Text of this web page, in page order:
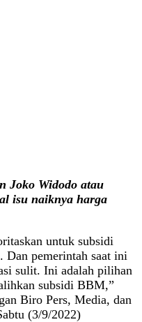
Joko Widodo atau
isu naiknya harga
untuk subsidi
Dan pemerintah saat ini
sulit. Ini adalah pilihan
subsidi BBM,”
Biro Pers, Media, dan
(3/9/2022)